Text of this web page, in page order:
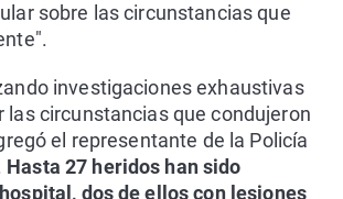
sobre las circunstancias que
investigaciones exhaustivas
las circunstancias que condujeron
el representante de la Policía
Hasta 27 heridos han sido
dos de ellos con lesiones